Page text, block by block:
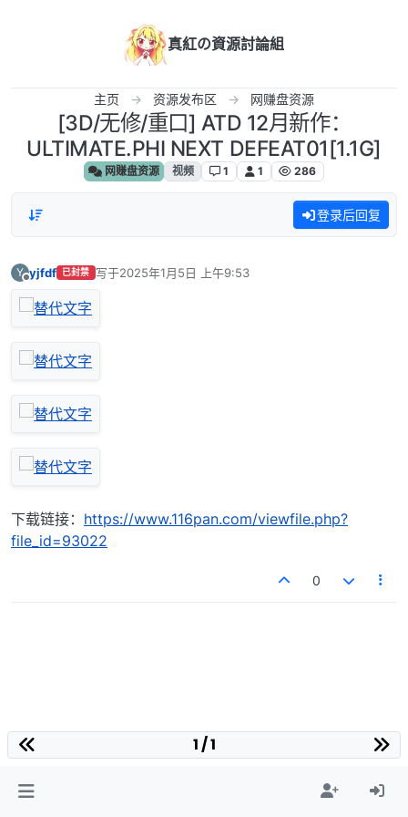
真紅の資源討論組
主页 资源发布区 网赚盘资源
[3D/无修/重口] ATD 12月新作：
ULTIMATE.PHI NEXT DEFEAT01[1.1G]
网赚盘资源 视频 1 1 286
登录后回复
Y yjfdf 已封禁 写于2025年1月5日 上午9:53
最后由 编辑
下载链接： https://www.116pan.com/viewfile.php?
file_id=93022
0
1 / 1